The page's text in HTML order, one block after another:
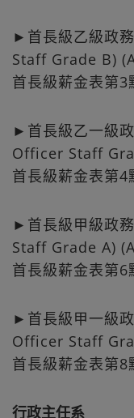
►首長級乙級政
Staff Grade B)
首長級薪金表第
►首長級乙一級
Officer Staff
首長級薪金表第
►首長級甲級政
Staff Grade A)
首長級薪金表第
►首長級甲一級
Officer Staff
首長級薪金表第
行政主任系